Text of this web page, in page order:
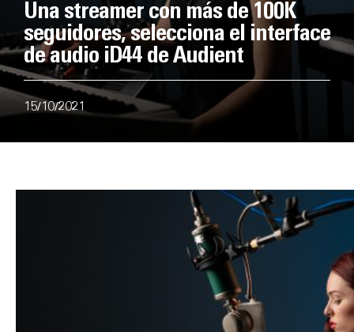
Una streamer con más de 100K
seguidores, selecciona el interface
de audio iD44 de Audient
15/10/2021